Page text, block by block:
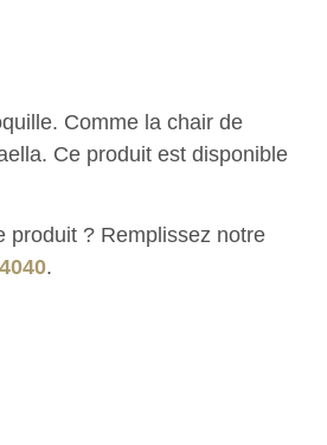
Comme la chair de
Ce produit est disponible
produit ? Remplissez notre
.